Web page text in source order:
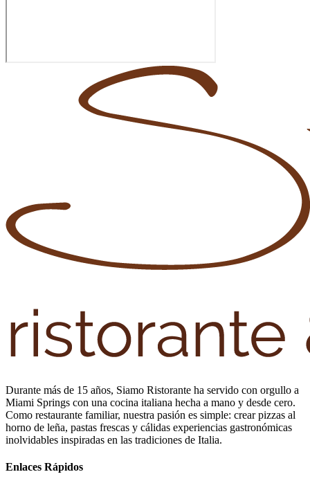
Durante más de 15 años, Siamo Ristorante ha servido con orgullo a
Miami Springs con una cocina italiana hecha a mano y desde cero.
Como restaurante familiar, nuestra pasión es simple: crear pizzas al
horno de leña, pastas frescas y cálidas experiencias gastronómicas
inolvidables inspiradas en las tradiciones de Italia.
Enlaces Rápidos